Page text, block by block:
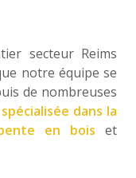
secteur Reims
notre équipe se
de nombreuses
dans la
en bois et